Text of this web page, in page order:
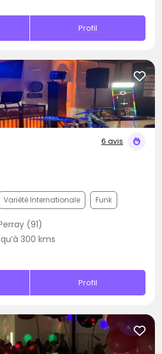
Profil
6 avis
Variété Internationale Funk
(91)
300 kms
Profil